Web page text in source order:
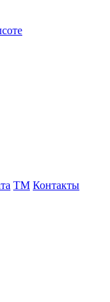
TM Контакты